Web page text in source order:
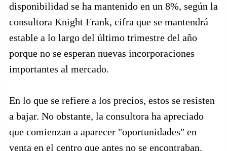
disponibilidad se ha mantenido en un 8%, según la
consultora Knight Frank, cifra que se mantendrá
estable a lo largo del último trimestre del año
porque no se esperan nuevas incorporaciones
importantes al mercado.
En lo que se refiere a los precios, estos se resisten
a bajar. No obstante, la consultora ha apreciado
que comienzan a aparecer "oportunidades" en
venta en el centro que antes no se encontraban.